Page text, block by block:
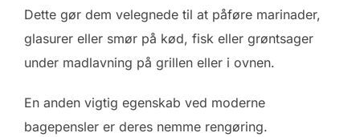
Dette gør dem velegnede til at påføre marinader,
glasurer eller smør på kød, fisk eller grøntsager
under madlavning på grillen eller i ovnen.
En anden vigtig egenskab ved moderne
bagepensler er deres nemme rengøring.